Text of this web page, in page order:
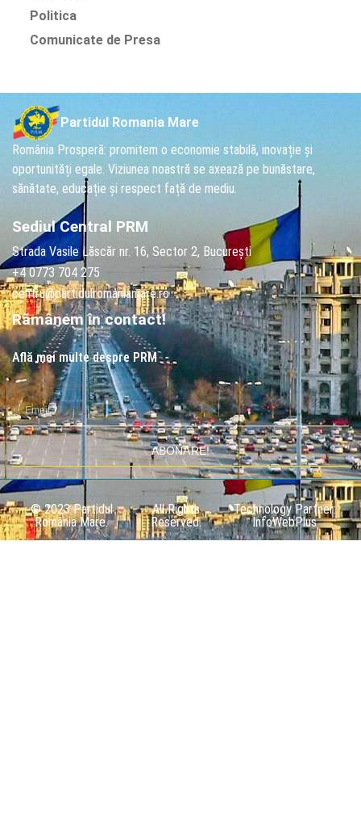
Politica
Comunicate de Presa
Partidul Romania Mare
România Prosperă: promitem o economie stabilă, inovație și
oportunități egale. Viziunea noastră se axează pe bunăstare,
sănătate, educație și respect față de mediu.
Sediul Central PRM
Strada Vasile Lăscăr nr. 16, Sector 2, București
+4 0773 704 275
centru@partidulromaniamare.ro
Rămânem în contact!
Află mai multe despre PRM
ABONARE!
© 2023 Partidul
România Mare.
All Rights
Reserved.
Technology Partner:
InfoWebPlus